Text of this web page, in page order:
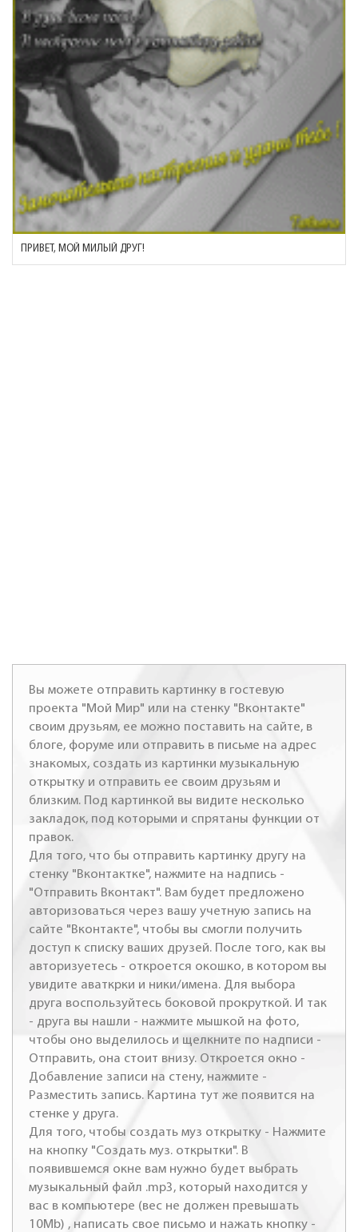
ПРИВЕТ, МОЙ МИЛЫЙ ДРУГ!
Вы можете отправить картинку в гостевую
проекта "Мой Мир" или на стенку "Вконтакте"
своим друзьям, ее можно поставить на сайте, в
блоге, форуме или отправить в письме на адрес
знакомых, создать из картинки музыкальную
открытку и отправить ее своим друзьям и
близким. Под картинкой вы видите несколько
закладок, под которыми и спрятаны функции от
правок.
Для того, что бы отправить картинку другу на
стенку "Вконтактке", нажмите на надпись -
"Отправить Вконтакт". Вам будет предложено
авторизоваться через вашу учетную запись на
сайте "Вконтакте", чтобы вы смогли получить
доступ к списку ваших друзей. После того, как вы
авторизуетесь - откроется окошко, в котором вы
увидите аваткрки и ники/имена. Для выбора
друга воспользуйтесь боковой прокруткой. И так
- друга вы нашли - нажмите мышкой на фото,
чтобы оно выделилось и щелкните по надписи -
Отправить, она стоит внизу. Откроется окно -
Добавление записи на стену, нажмите -
Разместить запись. Картина тут же появится на
стенке у друга.
Для того, чтобы создать муз открытку - Нажмите
на кнопку "Создать муз. открытки". В
появившемся окне вам нужно будет выбрать
музыкальный файл .mp3, который находится у
вас в компьютере (вес не должен превышать
10Mb) , написать свое письмо и нажать кнопку -